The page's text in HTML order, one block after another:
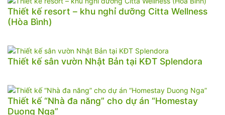
Thiết kế resort – khu nghỉ dưỡng Citta Wellness
(Hòa Bình)
Thiết kế sân vườn Nhật Bản tại KĐT Splendora
Thiết kế “Nhà đa năng” cho dự án “Homestay
Duong Nga”